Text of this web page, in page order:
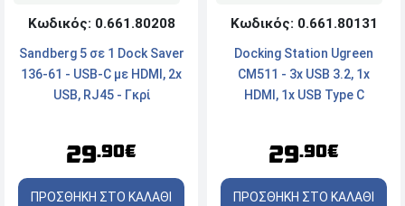
Κωδικός: 0.661.80208
Sandberg 5 σε 1 Dock Saver
136-61 - USB-C με HDMI, 2x
USB, RJ45 - Γκρί
29.90€
ΠΡΟΣΘΗΚΗ ΣΤΟ ΚΑΛΑΘΙ
Κωδικός: 0.661.80131
Docking Station Ugreen
CM511 - 3x USB 3.2, 1x
HDMI, 1x USB Type C
29.90€
ΠΡΟΣΘΗΚΗ ΣΤΟ ΚΑΛΑΘΙ